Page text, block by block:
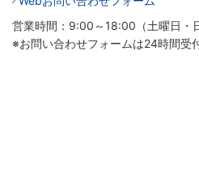
営業時間：9:00～18:00（土曜日・
※お問い合わせフォームは24時間受